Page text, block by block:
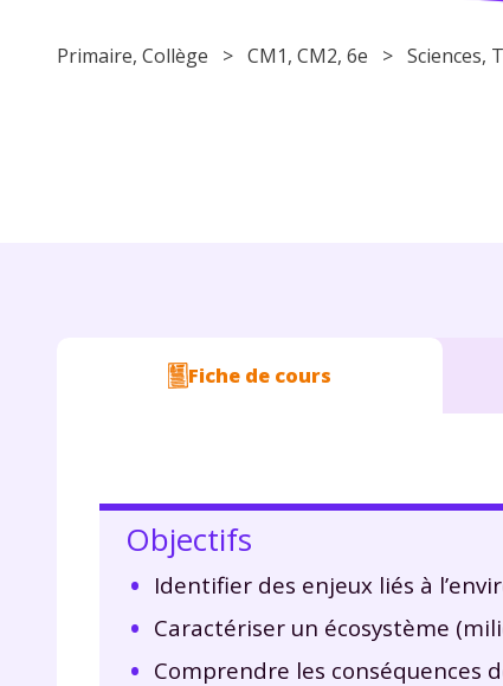
Primaire, Collège > CM1, CM2, 6e > Sciences,
Fiche de cours
Objectifs
Identifier des enjeux liés à
Caractériser un écosystème
Comprendre les conséquences